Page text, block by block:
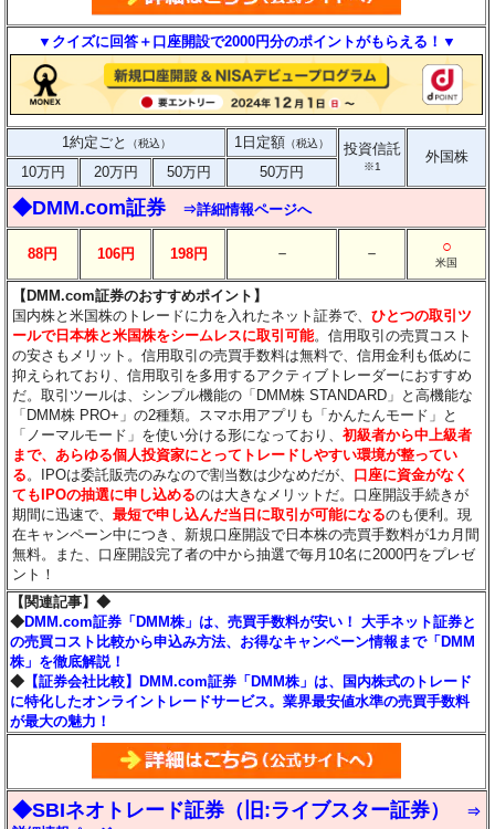
▼クイズに回答＋口座開設で2000円分のポイントがもらえる！▼
1約定ごと （税込） 1日定額 （税込） 投資信託
※1
外国株
10万円
20万円 50万円 50万円
◆DMM.com証券 ⇒詳細情報ページへ
88円 106円 198円 － － ○
米国
【DMM.com証券のおすすめポイント】
国内株と米国株のトレードに力を入れたネット証券で、ひとつの取引ツ
ールで日本株と米国株をシームレスに取引可能。信用取引の売買コスト
の安さもメリット。信用取引の売買手数料は無料で、信用金利も低めに
抑えられており、信用取引を多用するアクティブトレーダーにおすすめ
だ。取引ツールは、シンプル機能の「DMM株 STANDARD」と高機能な
「DMM株 PRO+」の2種類。スマホ用アプリも「かんたんモード」と
「ノーマルモード」を使い分ける形になっており、初級者から中上級者
まで、あらゆる個人投資家にとってトレードしやすい環境が整ってい
る 。IPOは委託販売のみなので割当数は少なめだが、 口座に資金がなく
てもIPOの抽選に申し込めるのは大きなメリットだ。口座開設手続きが
期間に迅速で、最短で申し込んだ当日に取引が可能になるのも便利。現
在キャンペーン中につき、新規口座開設で日本株の売買手数料が1カ月間
無料。また、口座開設完了者の中から抽選で毎月10名に2000円をプレゼ
ント！
【関連記事】◆
◆DMM.com証券「DMM株」は、売買手数料が安い！ 大手ネット証券と
の売買コスト比較から申込み方法、お得なキャンペーン情報まで「DMM
株」を徹底解説！
◆ 【証券会社比較】DMM.com証券「DMM株」は、国内株式のトレード
に特化したオンライントレードサービス。業界最安値水準の売買手数料
が最大の魅力！
◆SBIネオトレード証券（旧:ライブスター証券）
⇒